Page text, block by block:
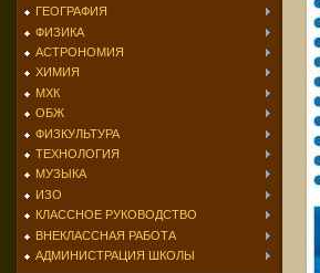
ГЕОГРАФИЯ
ФИЗИКА
АСТРОНОМИЯ
ХИМИЯ
МХК
ОБЖ
ФИЗКУЛЬТУРА
ТЕХНОЛОГИЯ
МУЗЫКА
ИЗО
КЛАССНОЕ РУКОВОДСТВО
ВНЕКЛАССНАЯ РАБОТА
АДМИНИСТРАЦИЯ ШКОЛЫ